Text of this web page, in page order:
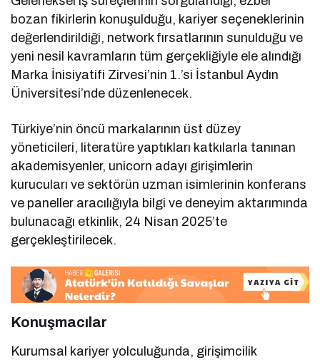
bozan fikirlerin konuşulduğu, kariyer seçeneklerinin
değerlendirildiği, network fırsatlarının sunulduğu ve
yeni nesil kavramların tüm gerçekliğiyle ele alındığı
Marka İnisiyatifi Zirvesi’nin 1.’si İstanbul Aydın
Üniversitesi’nde düzenlenecek.
Türkiye’nin öncü markalarının üst düzey
yöneticileri, literatüre yaptıkları katkılarla tanınan
akademisyenler, unicorn adayı girişimlerin
kurucuları ve sektörün uzman isimlerinin konferans
ve paneller aracılığıyla bilgi ve deneyim aktarımında
bulunacağı etkinlik, 24 Nisan 2025’te
gerçekleştirilecek.
Konuşmacılar
Kurumsal kariyer yolculuğunda, girişimcilik